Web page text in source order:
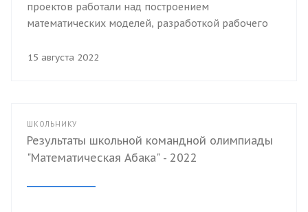
проектов работали над построением
математических моделей, разработкой рабочего
15 августа 2022
ШКОЛЬНИКУ
Результаты школьной командной олимпиады
"Математическая Абака" - 2022